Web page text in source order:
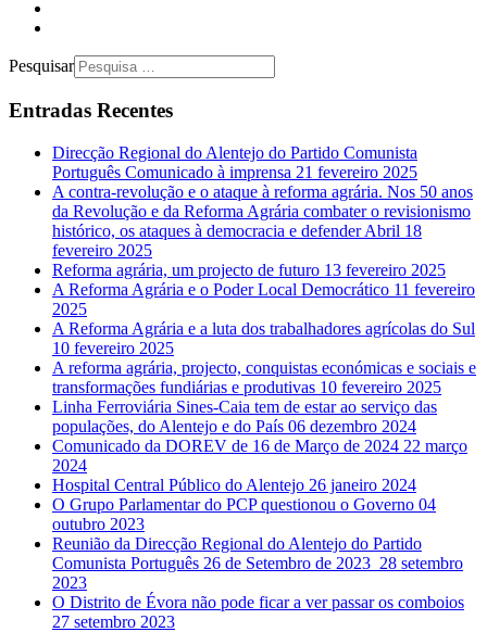
Pesquisar
Entradas Recentes
Direcção Regional do Alentejo do Partido Comunista
Português Comunicado à imprensa 21 fevereiro 2025
A contra-revolução e o ataque à reforma agrária. Nos 50 anos
da Revolução e da Reforma Agrária combater o revisionismo
histórico, os ataques à democracia e defender Abril 18
fevereiro 2025
Reforma agrária, um projecto de futuro 13 fevereiro 2025
A Reforma Agrária e o Poder Local Democrático 11 fevereiro
2025
A Reforma Agrária e a luta dos trabalhadores agrícolas do Sul
10 fevereiro 2025
A reforma agrária, projecto, conquistas económicas e sociais e
transformações fundiárias e produtivas 10 fevereiro 2025
Linha Ferroviária Sines-Caia tem de estar ao serviço das
populações, do Alentejo e do País 06 dezembro 2024
Comunicado da DOREV de 16 de Março de 2024 22 março
2024
Hospital Central Público do Alentejo 26 janeiro 2024
O Grupo Parlamentar do PCP questionou o Governo 04
outubro 2023
Reunião da Direcção Regional do Alentejo do Partido
Comunista Português 26 de Setembro de 2023 28 setembro
2023
O Distrito de Évora não pode ficar a ver passar os comboios
27 setembro 2023